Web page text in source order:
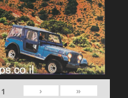
«
‹
1